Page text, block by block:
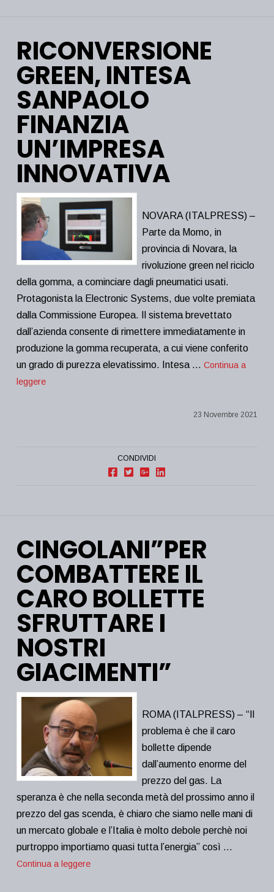
RICONVERSIONE
GREEN, INTESA
SANPAOLO
FINANZIA
UN’IMPRESA
INNOVATIVA
NOVARA (ITALPRESS) –
Parte da Momo, in
provincia di Novara, la
rivoluzione green nel riciclo
della gomma, a cominciare dagli pneumatici usati.
Protagonista la Electronic Systems, due volte premiata
dalla Commissione Europea. Il sistema brevettato
dall’azienda consente di rimettere immediatamente in
produzione la gomma recuperata, a cui viene conferito
un grado di purezza elevatissimo. Intesa … Continua a
leggere
23 Novembre 2021
CONDIVIDI
CINGOLANI”PER
COMBATTERE IL
CARO BOLLETTE
SFRUTTARE I
NOSTRI
GIACIMENTI”
ROMA (ITALPRESS) – “Il
problema è che il caro
bollette dipende
dall’aumento enorme del
prezzo del gas. La
speranza è che nella seconda metà del prossimo anno il
prezzo del gas scenda, è chiaro che siamo nelle mani di
un mercato globale e l’Italia è molto debole perchè noi
purtroppo importiamo quasi tutta l’energia” così …
Continua a leggere